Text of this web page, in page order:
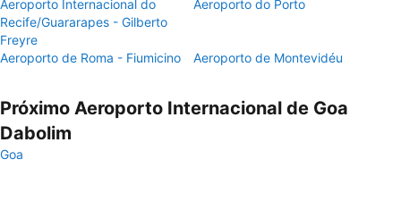
Aeroporto Internacional do
Recife/Guararapes - Gilberto
Freyre
Aeroporto do Porto
Aeroporto de Roma - Fiumicino Aeroporto de Montevidéu
Próximo Aeroporto Internacional de Goa
Dabolim
Goa